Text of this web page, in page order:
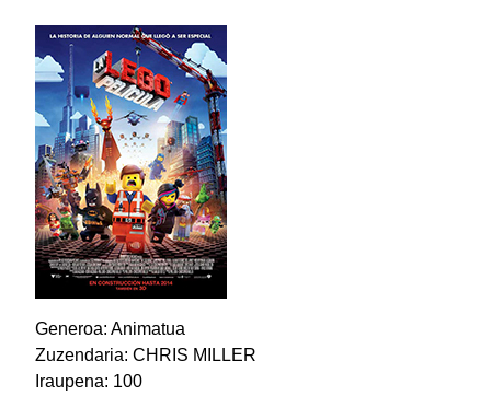
Generoa: Animatua
Zuzendaria: CHRIS MILLER
Iraupena: 100